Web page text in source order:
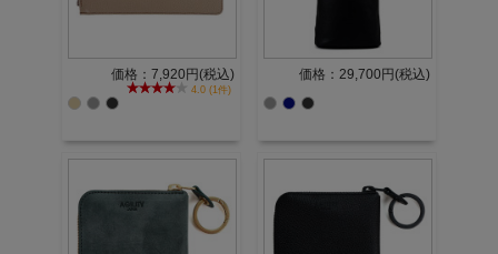
価格：7,920円(税込)
4.0 (1件)
価格：29,700円(税込)